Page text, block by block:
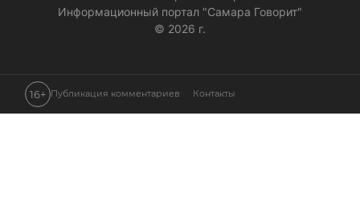
Информационный портал "Самара Говорит"
© 2026 г.
16+ Публикация комментариев Контакты